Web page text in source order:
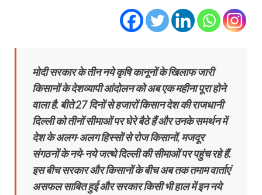
मोदी सरकार के तीन नये कृषि कानूनों के खिलाफ जारी
किसानों के देशव्यापी आंदोलन को अब एक महीना पूरा होने
वाला है. बीते 27 दिनों से हजारों किसान देश की राजधानी
दिल्ली को तीनों सीमाओं पर घेरे बैठे हैं और उनके समर्थन में
देश के अलग-अलग हिस्सों से रोज किसानों, मजदूर
संगठनों के नये-नये जत्थे दिल्ली की सीमाओं पर पहुंच रहे हैं.
इस बीच सरकार और किसानों के बीच अब तक तमाम वार्ताएं
असफल साबित हुई और सरकार किसी भी हाल में इन नये